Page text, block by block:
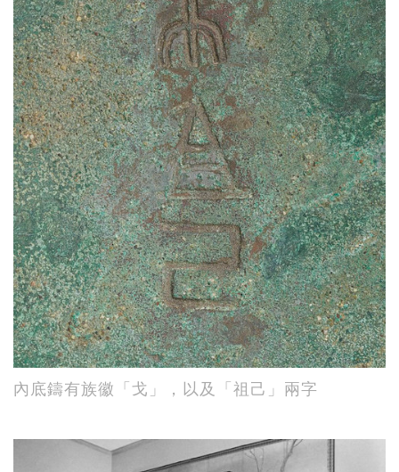
內底鑄有族徽「戈」，以及「祖己」兩字